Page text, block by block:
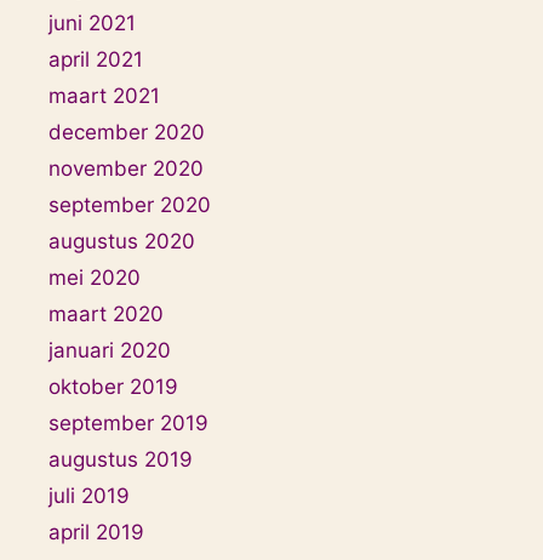
juni 2021
april 2021
maart 2021
december 2020
november 2020
september 2020
augustus 2020
mei 2020
maart 2020
januari 2020
oktober 2019
september 2019
augustus 2019
juli 2019
april 2019